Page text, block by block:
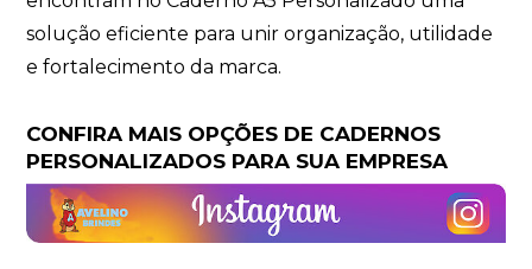
solução eficiente para unir organização, utilidade
e fortalecimento da marca.
CONFIRA MAIS OPÇÕES DE CADERNOS
PERSONALIZADOS PARA SUA EMPRESA